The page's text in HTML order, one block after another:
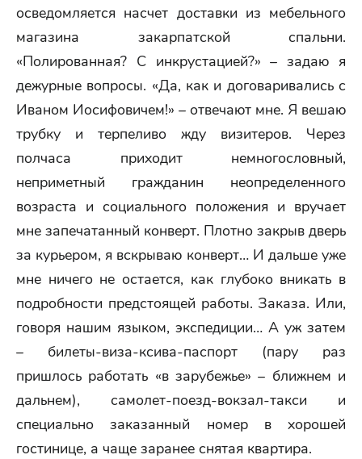
осведомляется насчет доставки из мебельного
магазина закарпатской спальни.
«Полированная? С инкрустацией?» – задаю я
дежурные вопросы. «Да, как и договаривались с
Иваном Иосифовичем!» – отвечают мне. Я вешаю
трубку и терпеливо жду визитеров. Через
полчаса приходит немногословный,
неприметный гражданин неопределенного
возраста и социального положения и вручает
мне запечатанный конверт. Плотно закрыв дверь
за курьером, я вскрываю конверт… И дальше уже
мне ничего не остается, как глубоко вникать в
подробности предстоящей работы. Заказа. Или,
говоря нашим языком, экспедиции… А уж затем
– билеты-виза-ксива-паспорт (пару раз
пришлось работать «в зарубежье» – ближнем и
дальнем), самолет-поезд-вокзал-такси и
специально заказанный номер в хорошей
гостинице, а чаще заранее снятая квартира.